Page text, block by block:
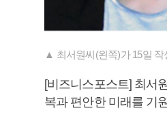
▲ 최서원씨(왼쪽)가 15일
[비즈니스포스트] 최서
복과 편안한 미래를 기